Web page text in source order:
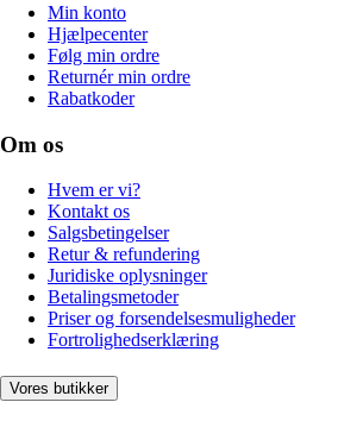
Min konto
Hjælpecenter
Følg min ordre
Returnér min ordre
Rabatkoder
Om os
Hvem er vi?
Kontakt os
Salgsbetingelser
Retur & refundering
Juridiske oplysninger
Betalingsmetoder
Priser og forsendelsesmuligheder
Fortrolighedserklæring
Vores butikker